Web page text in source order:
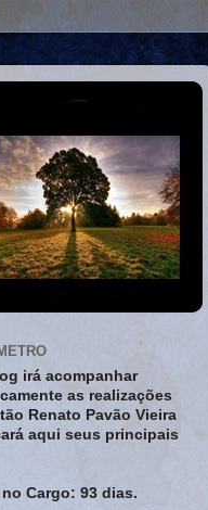
irá acompanhar
as realizações
Renato Pavão Vieira
aqui seus principais
Cargo: 93 dias.